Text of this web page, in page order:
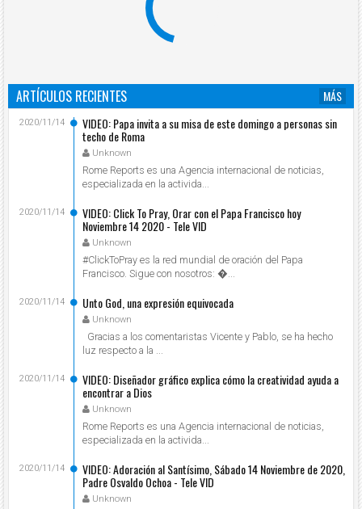
ARTÍCULOS RECIENTES
MÁS
VIDEO: Papa invita a su misa de este domingo a personas sin
techo de Roma
Unknown
2020/11/14
Rome Reports es una Agencia internacional de noticias,
especializada en la activida...
VIDEO: Click To Pray, Orar con el Papa Francisco hoy
Noviembre 14 2020 - Tele VID
Unknown
2020/11/14
#ClickToPray es la red mundial de oración del Papa
Francisco. Sigue con nosotros: ...
Unto God, una expresión equivocada
Unknown
2020/11/14
Gracias a los comentaristas Vicente y Pablo, se ha hecho
luz respecto a la ...
VIDEO: Diseñador gráfico explica cómo la creatividad ayuda a
encontrar a Dios
Unknown
2020/11/14
Rome Reports es una Agencia internacional de noticias,
especializada en la activida...
VIDEO: Adoración al Santísimo, Sábado 14 Noviembre de 2020,
Padre Osvaldo Ochoa - Tele VID
Unknown
2020/11/14